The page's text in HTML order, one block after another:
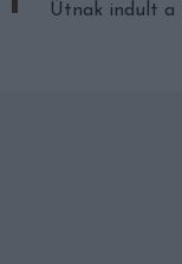
Útnak indult a